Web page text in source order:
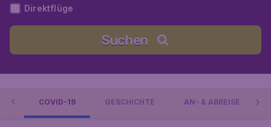
Direktflüge
Suchen
COVID-19 GESCHICHTE AN- & ABREISE